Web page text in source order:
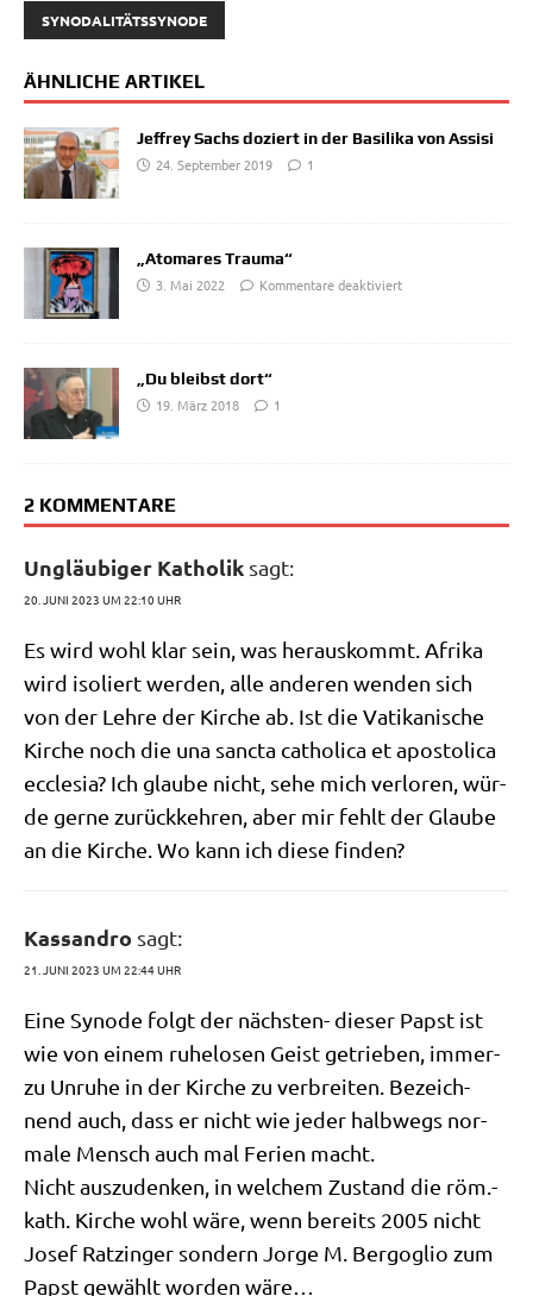
SYNODALITÄTSSYNODE
ÄHNLICHE ARTIKEL
Jeffrey Sachs doziert in der Basilika von Assisi
24. September 2019
1
„Atomares Trauma“
3. Mai 2022
Kommentare deaktiviert
„Du bleibst dort“
19. März 2018
1
2 KOMMENTARE
Ungläubiger Katholik sagt:
20. JUNI 2023 UM 22:10 UHR
Es wird wohl klar sein, was her­aus­kommt. Afri­ka
wird iso­liert wer­den, alle ande­ren wen­den sich
von der Leh­re der Kir­che ab. Ist die Vati­ka­ni­sche
Kir­che noch die una sanc­ta catho­li­ca et apo­sto­li­ca
eccle­sia? Ich glau­be nicht, sehe mich ver­lo­ren, wür­
de ger­ne zurück­keh­ren, aber mir fehlt der Glau­be
an die Kir­che. Wo kann ich die­se finden?
Kassandro sagt:
21. JUNI 2023 UM 22:44 UHR
Eine Syn­ode folgt der näch­sten- die­ser Papst ist
wie von einem ruhe­lo­sen Geist getrie­ben, immer­
zu Unru­he in der Kir­che zu ver­brei­ten. Bezeich­
nend auch, dass er nicht wie jeder halb­wegs nor­
ma­le Mensch auch mal Feri­en macht.
Nicht aus­zu­den­ken, in wel­chem Zustand die röm.-
kath. Kir­che wohl wäre, wenn bereits 2005 nicht
Josef Ratz­in­ger son­dern Jor­ge M. Berg­o­glio zum
Papst gewählt wor­den wäre…